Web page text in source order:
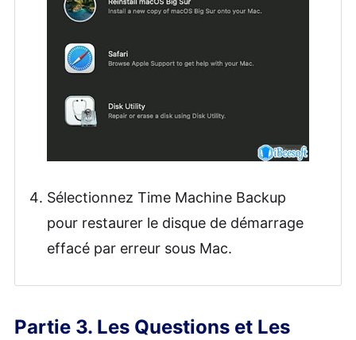
Sélectionnez Time Machine Backup
pour restaurer le disque de démarrage
effacé par erreur sous Mac.
Partie 3. Les Questions et Les